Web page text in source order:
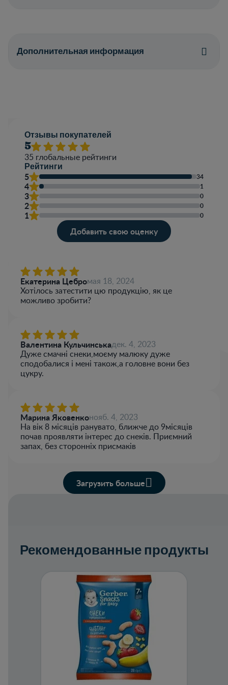
Дополнительная информация
Отзывы покупателей
5
35 глобальные рейтинги
Рейтинги
5 34
4 1
3 0
2 0
1 0
Добавить свою оценку
Екатерина Цебромая 18, 2024
Хотілось затестити цю продукцію, як це
можливо зробити?
Валентина Кульчинськадек. 4, 2023
Дуже смачні снеки,моєму малюку дуже
сподобалися і мені також,а головне вони без
цукру.
Марина Яковенконояб. 4, 2023
На вік 8 місяців ранувато, ближче до 9місяців
почав проявляти інтерес до снеків. Приємний
запах, без сторонніх присмаків
Загрузить больше
Рекомендованные продукты